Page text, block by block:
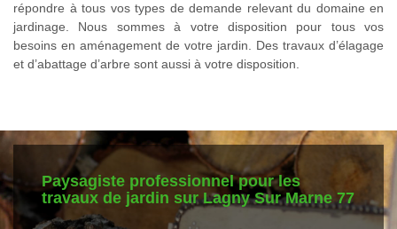
répondre à tous vos types de demande relevant du domaine en
jardinage. Nous sommes à votre disposition pour tous vos
besoins en aménagement de votre jardin. Des travaux d’élagage
et d’abattage d’arbre sont aussi à votre disposition.
Paysagiste professionnel pour les
travaux de jardin sur Lagny Sur Marne 77